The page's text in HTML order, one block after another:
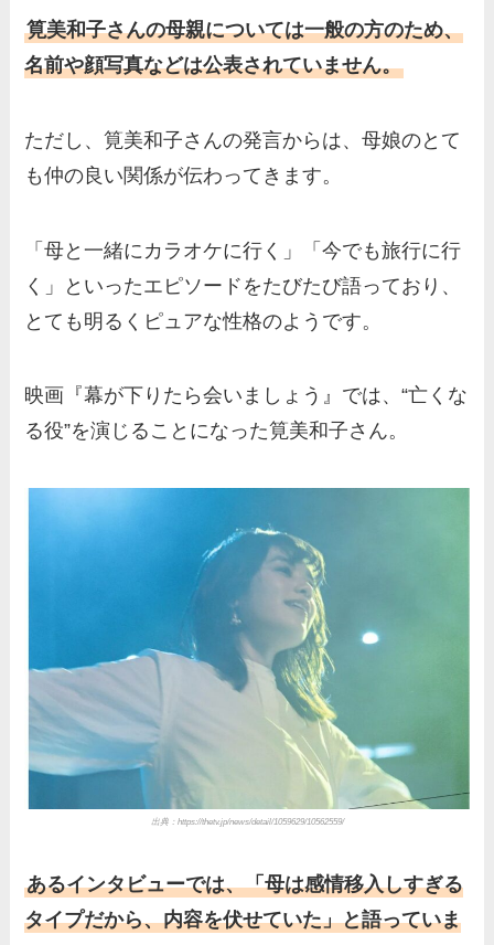
筧美和子さんの母親については一般の方のため、
名前や顔写真などは公表されていません。
ただし、筧美和子さんの発言からは、母娘のとて
も仲の良い関係が伝わってきます。
「母と一緒にカラオケに行く」「今でも旅行に行
く」といったエピソードをたびたび語っており、
とても明るくピュアな性格のようです。
映画『幕が下りたら会いましょう』では、“亡くな
る役”を演じることになった筧美和子さん。
出典：https://thetv.jp/news/detail/1059629/10562559/
あるインタビューでは、「母は感情移入しすぎる
タイプだから、内容を伏せていた」と語っていま